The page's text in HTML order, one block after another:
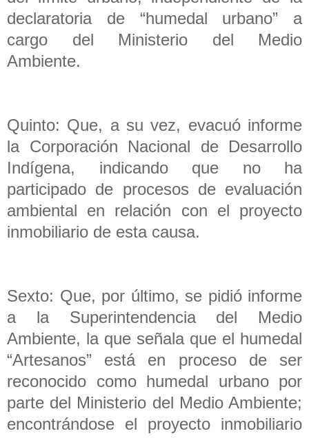
declaratoria de “humedal urbano” a
cargo del Ministerio del Medio
Ambiente.
Quinto: Que, a su vez, evacuó informe
la Corporación Nacional de Desarrollo
Indígena, indicando que no ha
participado de procesos de evaluación
ambiental en relación con el proyecto
inmobiliario de esta causa.
Sexto: Que, por último, se pidió informe
a la Superintendencia del Medio
Ambiente, la que señala que el humedal
“Artesanos” está en proceso de ser
reconocido como humedal urbano por
parte del Ministerio del Medio Ambiente;
encontrándose el proyecto inmobiliario